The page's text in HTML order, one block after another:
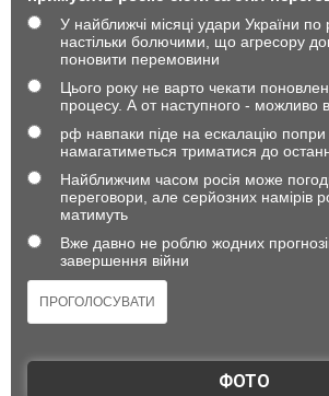
У найближчі місяці удари України по
настільки болючими, що агресору
поновити перемовини
Цього року не варто чекати
процесу. А от наступного - можливо
рф навпаки піде на ескалацію попри
намагатиметься триматися до
Найближчим часом росія може
переговори, але серйозних намірів
матимуть
Вже давно не роблю жодних
завершення війни
ФОТО